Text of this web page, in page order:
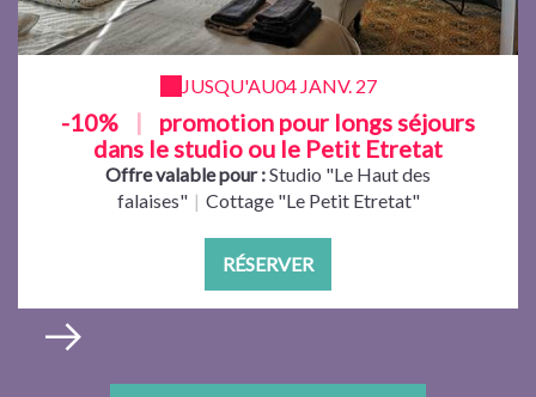
JUSQU'AU04 JANV. 27
-10%
promotion pour longs séjours
dans le studio ou le Petit Etretat
Offre valable pour :Studio "Le Haut des
falaises" | Cottage "Le Petit Etretat"
RÉSERVER